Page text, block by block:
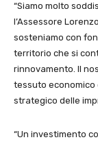
“Siamo molto
l’Assessore
sosteniamo con
territorio che si
rinnovamento. Il
tessuto economico
strategico delle
“Un investimento